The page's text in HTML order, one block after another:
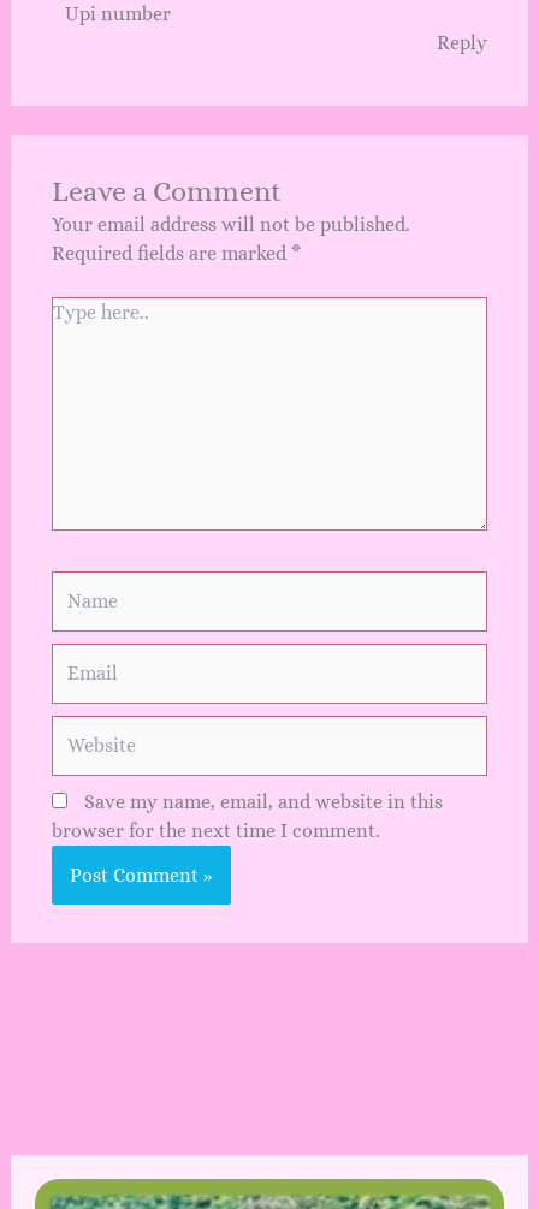
Upi number
Reply
Leave a Comment
Your email address will not be published.
Required fields are marked *
Type
Save my name, email, and website in this
browser for the next time I comment.